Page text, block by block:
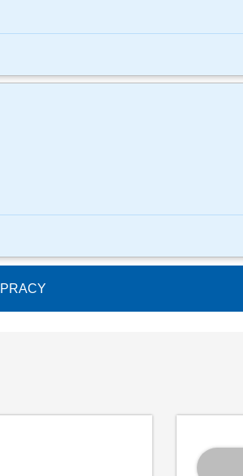
drugiej – z wieloma Pacjentami, dla nas to Ty jesteś
drugiej – z wieloma Pacjentami, dla nas to Ty jesteś